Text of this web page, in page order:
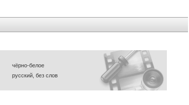
чёрно-белое
русский, без слов